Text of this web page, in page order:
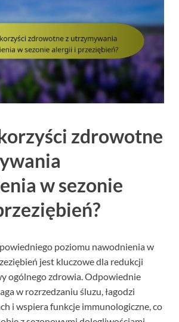
zdrowotne
w sezonie
poziomu nawodnienia w
jest kluczowe dla redukcji
ogólnego zdrowia. Odpowiednie
w rozrzedzaniu śluzu, łagodzi
i wspiera funkcje immunologiczne, co